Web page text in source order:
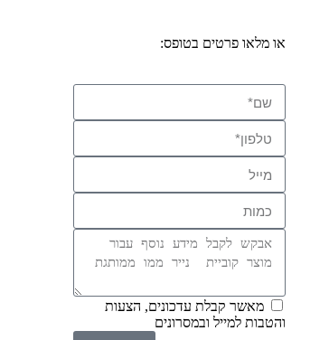
או מלאו פרטים בטופס:
מאשר קבלת עדכונים, הצעות
והטבות למייל ובמסרונים